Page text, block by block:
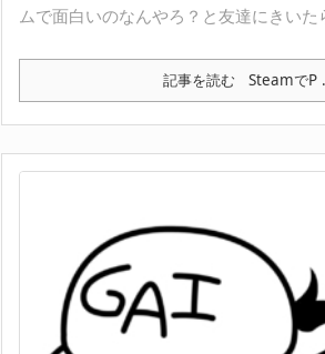
ムで面白いのなんやろ？と友達にきいた
記事を読む SteamでP